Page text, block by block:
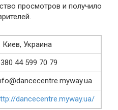
просмотров и получило
Киев, Украина
44 599 70 79
dancecentre.myway.ua/